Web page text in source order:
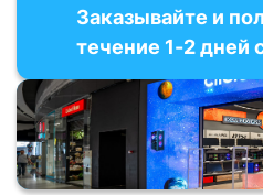
Заказывайте и
течение 1-2 дней